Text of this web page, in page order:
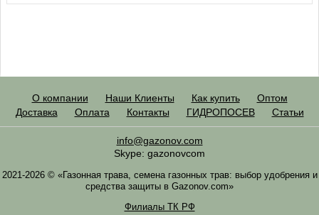
О компании Наши Клиенты Как купить
Оптом
Доставка
Оплата Контакты ГИДРОПОСЕВ Статьи
info@gazonov.com
Skype: gazonovcom
2021-2026 © «Газонная трава, семена газонных трав: выбор удобрения и
средства защиты в Gazonov.com»
Филиалы ТК РФ